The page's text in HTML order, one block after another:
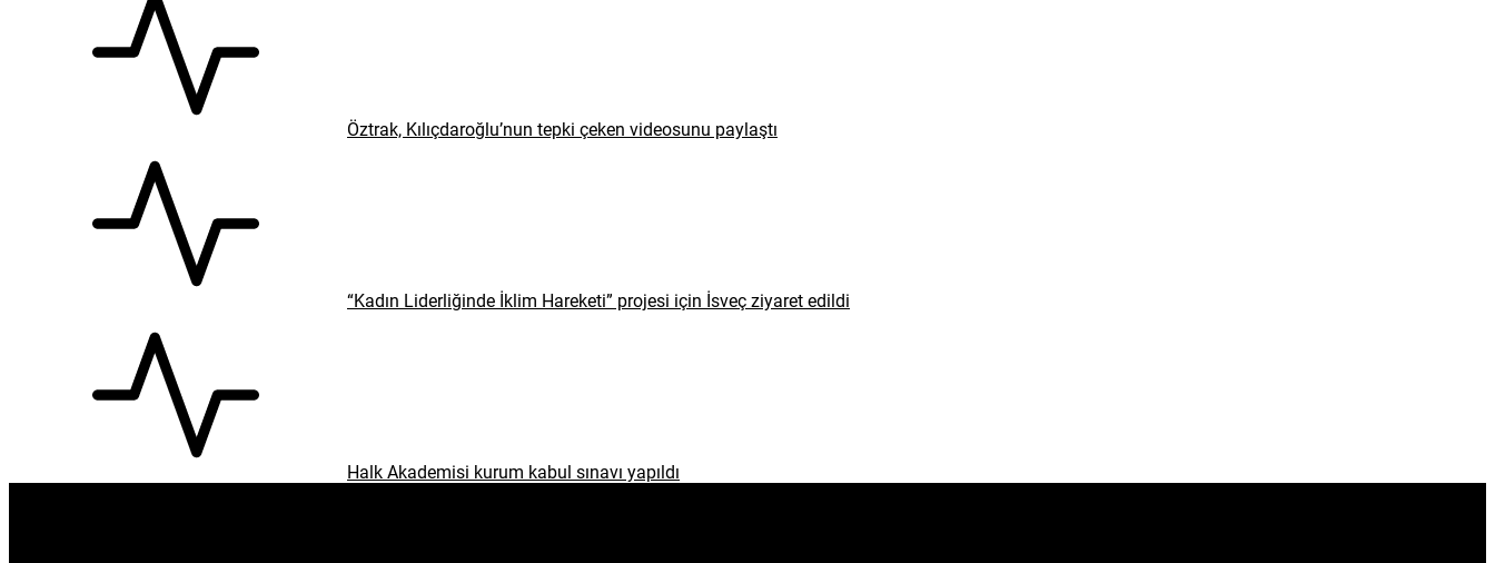
Öztrak, Kılıçdaroğlu’nun tepki çeken videosunu paylaştı
“Kadın Liderliğinde İklim Hareketi” projesi için İsveç ziyaret edildi
Halk Akademisi kurum kabul sınavı yapıldı